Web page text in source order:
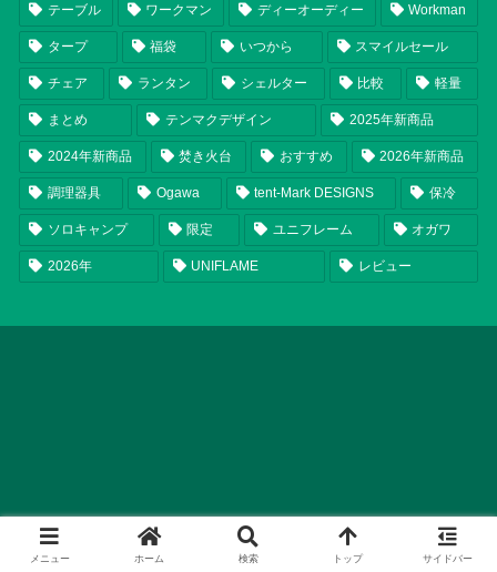
テーブル ワークマン ディーオーディー Workman
タープ 福袋 いつから スマイルセール
チェア ランタン シェルター 比較 軽量
まとめ テンマクデザイン 2025年新商品
2024年新商品 焚き火台 おすすめ 2026年新商品
調理器具 Ogawa tent-Mark DESIGNS 保冷
ソロキャンプ 限定 ユニフレーム オガワ
2026年 UNIFLAME レビュー
メニュー ホーム 検索 トップ サイドバー